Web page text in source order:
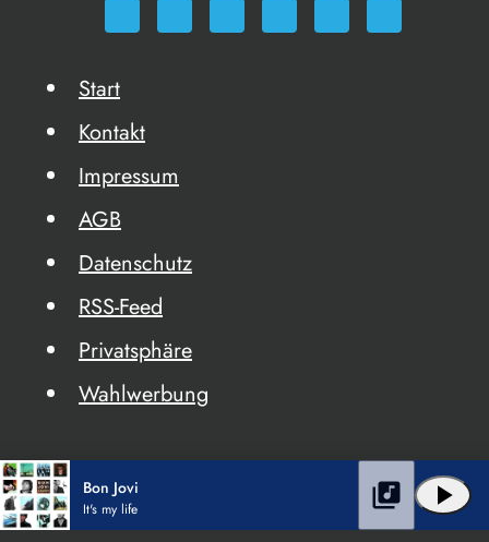
Start
Kontakt
Impressum
AGB
Datenschutz
RSS-Feed
Privatsphäre
Wahlwerbung
Bon Jovi
It's my life play_arrow
library_music